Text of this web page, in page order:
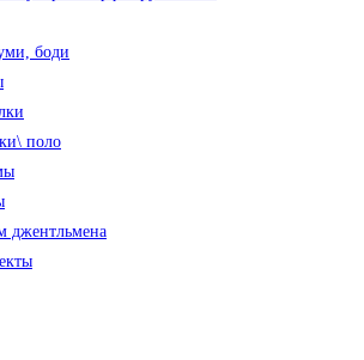
боди
поло
джентльмена